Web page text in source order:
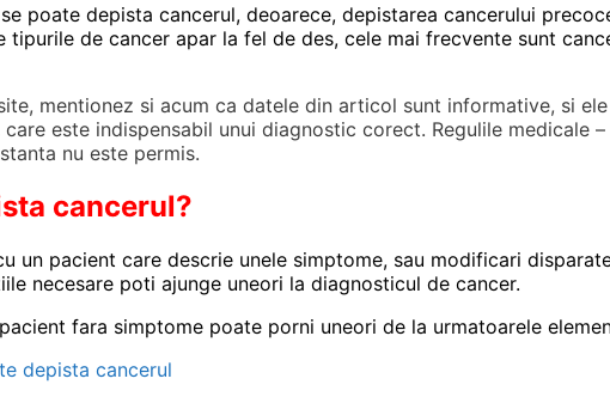
poate depista cancerul, deoarece, depistarea cancerului
tipurile de cancer apar la fel de des, cele mai frecvente sunt
mentionez si acum ca datele din articol sunt informative, si
este indispensabil unui diagnostic corect. Regulile
nu este permis.
cancerul?
un pacient care descrie unele simptome, sau modificari
necesare poti ajunge uneori la diagnosticul de cancer.
fara simptome poate porni uneori de la urmatoarele e
depista cancerul